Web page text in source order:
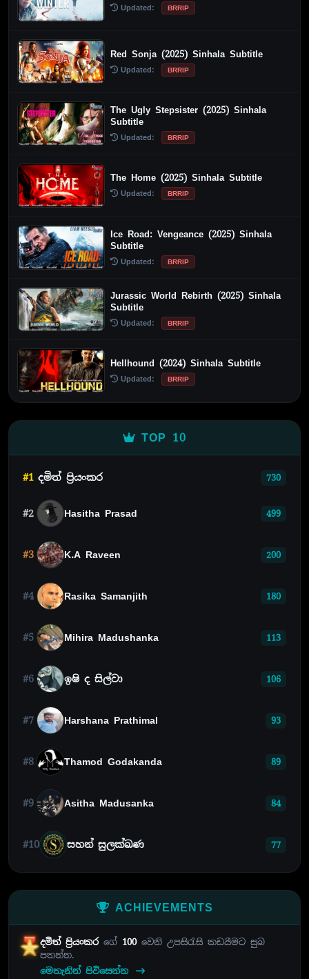
Updated: BRRIP
Red Sonja (2025) Sinhala Subtitle
Updated: BRRIP
The Ugly Stepsister (2025) Sinhala
Subtitle
Updated: BRRIP
The Home (2025) Sinhala Subtitle
Updated: BRRIP
Ice Road: Vengeance (2025) Sinhala
Subtitle
Updated: BRRIP
Jurassic World Rebirth (2025) Sinhala
Subtitle
Updated: BRRIP
Hellhound (2024) Sinhala Subtitle
Updated: BRRIP
TOP 10
#1 දමිත් ප්‍රියංකර 730
#2 Hasitha Prasad 499
#3 K.A Raveen 200
#4 Rasika Samanjith 180
#5 Mihira Madushanka 113
#6 ඉෂි ද සිල්වා 106
#7 Harshana Prathimal 93
#8 Thamod Godakanda 89
#9 Asitha Madusanka 84
#10 සහන් සුලක්ඛණ 77
ACHIEVEMENTS
දමිත් ප්‍රියංකරගේ 100වෙනි උපසිරැසි කඩයීමට සුබ
පතන්න.
මෙතැනින් පිවිසෙන්න